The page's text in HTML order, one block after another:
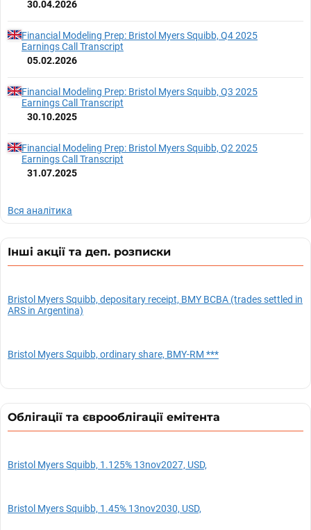
30.04.2026
Financial Modeling Prep: Bristol Myers Squibb, Q4 2025
Earnings Call Transcript
05.02.2026
Financial Modeling Prep: Bristol Myers Squibb, Q3 2025
Earnings Call Transcript
30.10.2025
Financial Modeling Prep: Bristol Myers Squibb, Q2 2025
Earnings Call Transcript
31.07.2025
Вся аналітика
Інші акції та деп. розписки
Bristol Myers Squibb, depositary receipt, BMY BCBA (trades settled in
ARS in Argentina)
Bristol Myers Squibb, ordinary share, BMY-RM ***
Облігації та єврооблігації емітента
Bristol Myers Squibb, 1.125% 13nov2027, USD,
Bristol Myers Squibb, 1.45% 13nov2030, USD,